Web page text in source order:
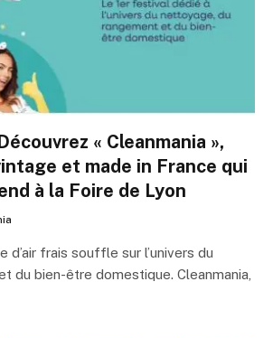
« Cleanmania »,
et made in France qui
à la Foire de Lyon
d’air frais souffle sur l’univers du
du bien-être domestique. Cleanmania,